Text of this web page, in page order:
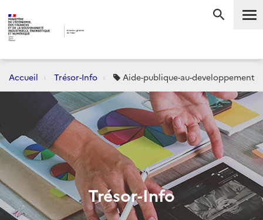
Accueil Trésor-Info Aide-publique-au-developpement
Trésor-Info